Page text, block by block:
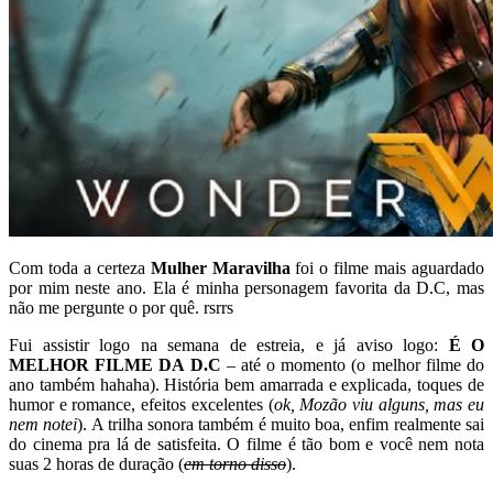
Com toda a certeza Mulher Maravilha foi o filme mais aguardado
por mim neste ano. Ela é minha personagem favorita da D.C, mas
não me pergunte o por quê. rsrrs
Fui assistir logo na semana de estreia, e já aviso logo: É O
MELHOR FILME DA D.C – até o momento (o melhor filme do
ano também hahaha). História bem amarrada e explicada, toques de
humor e romance, efeitos excelentes (ok, Mozão viu alguns, mas eu
nem notei). A trilha sonora também é muito boa, enfim realmente sai
do cinema pra lá de satisfeita. O filme é tão bom e você nem nota
suas 2 horas de duração (em torno disso).